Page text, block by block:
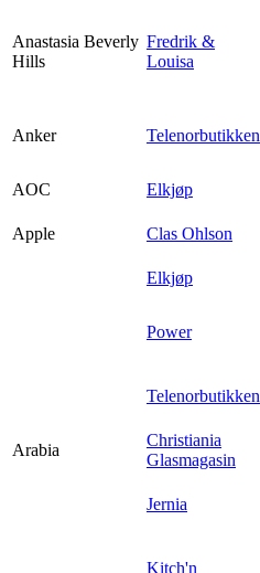
Anastasia Beverly
Hills
Fredrik &
Louisa
Anker Telenorbutikken
AOC
Elkjøp
Apple
Clas Ohlson
Elkjøp
Power
Telenorbutikken
Arabia
Christiania
Glasmagasin
Jernia
Kitch'n